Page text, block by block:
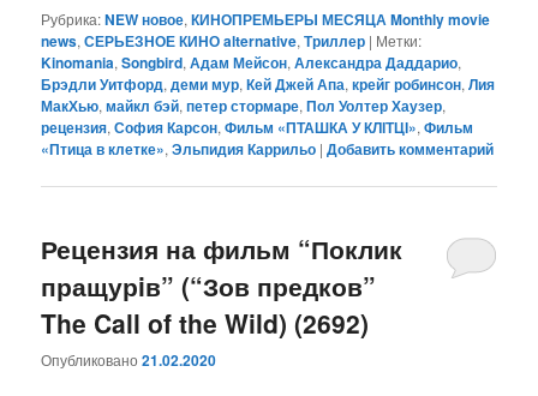
Рубрика:NEW новое,КИНОПРЕМЬЕРЫ МЕСЯЦА Monthly movie
news,СЕРЬЕЗНОЕ КИНО alternative,Триллер | Метки:
Kinomania,Songbird,Адам Мейсон,Александра Даддарио,
Брэдли Уитфорд,деми мур,Кей Джей Апа,крейг робинсон,Лия
МакХью,майкл бэй,петер стормаре,Пол Уолтер Хаузер,
рецензия,София Карсон,Фильм «ПТАШКА У КЛІТЦІ»,Фильм
«Птица в клетке»,Эльпидия Каррильо |Добавить комментарий
Рецензия на фильм “Поклик
пращурiв” (“Зов предков”
The Call of the Wild) (2692)
Опубликовано21.02.2020